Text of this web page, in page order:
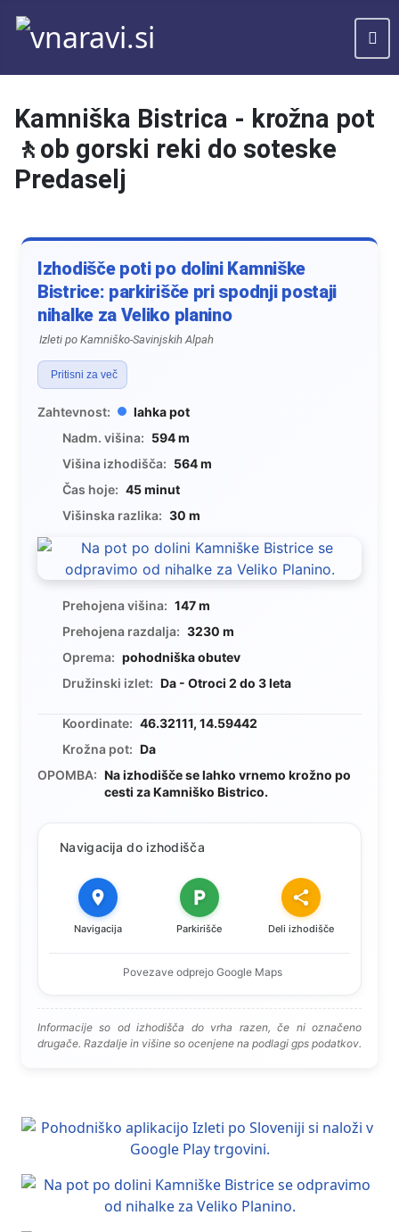
Kamniška Bistrica - krožna pot
🚶ob gorski reki do soteske
Predaselj
Izhodišče poti po dolini Kamniške
Bistrice: parkirišče pri spodnji postaji
nihalke za Veliko planino
Izleti po Kamniško-Savinjskih Alpah
Pritisni za več
Zahtevnost:
lahka pot
Nadm. višina: 594 m
Višina izhodišča: 564 m
Čas hoje: 45 minut
Višinska razlika: 30 m
Prehojena višina: 147 m
Prehojena razdalja: 3230 m
Oprema: pohodniška obutev
Družinski izlet: Da - Otroci 2 do 3 leta
Koordinate: 46.32111, 14.59442
Krožna pot: Da
OPOMBA: Na izhodišče se lahko vrnemo krožno po
cesti za Kamniško Bistrico.
Navigacija do izhodišča
Navigacija Parkirišče Deli izhodišče
Povezave odprejo Google Maps
Informacije so od izhodišča do vrha razen, če ni označeno
drugače. Razdalje in višine so ocenjene na podlagi gps podatkov.